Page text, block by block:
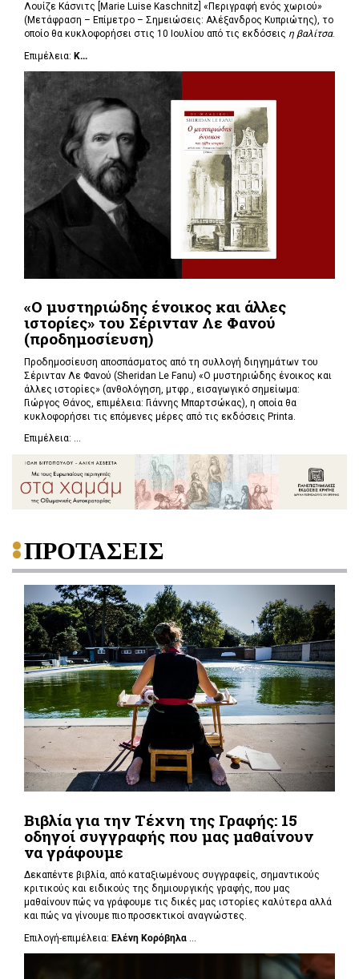
Λουίζε Κάσνιτς [Marie Luise Kaschnitz] «Περιγραφή ενός χωριού»
(Μετάφραση – Επίμετρο – Σημειώσεις: Αλέξανδρος Κυπριώτης), το
οποίο θα κυκλοφορήσει στις 10 Ιουλίου από τις εκδόσεις η βαλίτσα.
Επιμέλεια: Κ...
«Ο μυστηριώδης ένοικος και άλλες
ιστορίες» του Σέρινταν Λε Φανού
(προδημοσίευση)
Προδημοσίευση αποσπάσματος από τη συλλογή διηγημάτων του
Σέρινταν Λε Φανού (Sheridan Le Fanu) «Ο μυστηριώδης ένοικος και
άλλες ιστορίες» (ανθολόγηση, μτφρ., εισαγωγικό σημείωμα:
Γιώργος Θάνος, επιμέλεια: Γιάννης Μπαρτσώκας), η οποία θα
κυκλοφορήσει τις επόμενες μέρες από τις εκδόσεις Printa.
Επιμέλεια: ...
ΠΡΟΤΑΣΕΙΣ
Βιβλία για την Τέχνη της Γραφής: 15
οδηγοί συγγραφής που μας μαθαίνουν
να γράφουμε
Δεκαπέντε βιβλία, από καταξιωμένους συγγραφείς, σημαντικούς
κριτικούς και ειδικούς της δημιουργικής γραφής, που μας
μαθαίνουν πώς να γράφουμε τις δικές μας ιστορίες καλύτερα αλλά
και πώς να γίνουμε πιο προσεκτικοί αναγνώστες.
Επιλογή-επιμέλεια: Ελένη Κορόβηλα